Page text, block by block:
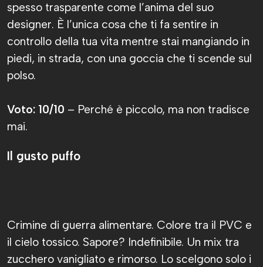
spesso trasparente come l’anima del suo
designer. È l’unica cosa che ti fa sentire in
controllo della tua vita mentre stai mangiando in
piedi, in strada, con una goccia che ti scende sul
polso.
Voto: 10/10 – Perché è piccolo, ma non tradisce
mai.
Il gusto puffo
Crimine di guerra alimentare. Colore tra il PVC e
il cielo tossico. Sapore? Indefinibile. Un mix tra
zucchero vanigliato e rimorso. Lo scelgono solo i